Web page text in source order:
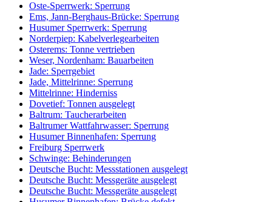
Oste-Sperrwerk: Sperrung
Ems, Jann-Berghaus-Brücke: Sperrung
Husumer Sperrwerk: Sperrung
Norderpiep: Kabelverlegearbeiten
Osterems: Tonne vertrieben
Weser, Nordenham: Bauarbeiten
Jade: Sperrgebiet
Jade, Mittelrinne: Sperrung
Mittelrinne: Hinderniss
Dovetief: Tonnen ausgelegt
Baltrum: Taucherarbeiten
Baltrumer Wattfahrwasser: Sperrung
Husumer Binnenhafen: Sperrung
Freiburg Sperrwerk
Schwinge: Behinderungen
Deutsche Bucht: Messstationen ausgelegt
Deutsche Bucht: Messgeräte ausgelegt
Deutsche Bucht: Messgeräte ausgelegt